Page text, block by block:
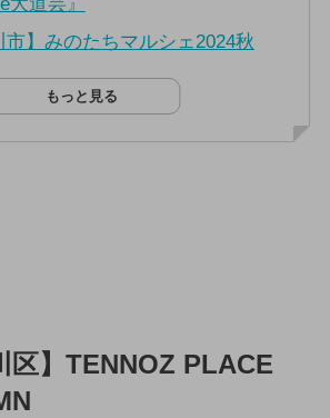
市】みのたちマルシェ2024秋
もっと見る
区】TENNOZ PLACE